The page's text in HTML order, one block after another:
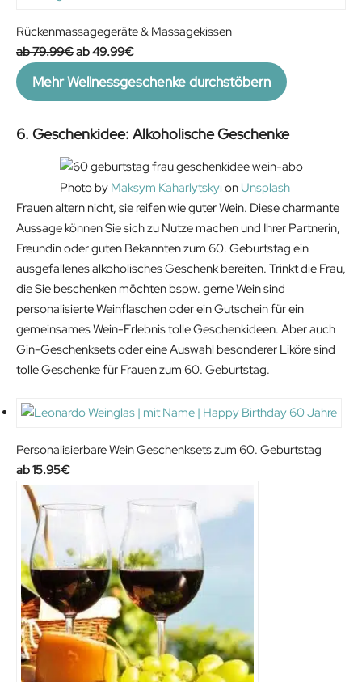
i
n
l
r
c
e
w
a
s
:
2
4
.
9
9
.
e
n
p
e
i
s
:
1
6
.
9
9
€
.
Rückenmassagegeräte & Massagekissen
79.99€O
i
i
a
l
p
r
i
c
e
w
a
s
:
9
9
.
49.99€C
r
e
t
p
r
i
c
e
i
s
:
4
9
9
€
Mehr Wellnessgeschenke durchstöbern
6. Geschenkidee: Alkoholische Geschenke
Photo by Maksym Kaharlytskyi on Unsplash
Frauen altern nicht, sie reifen wie guter Wein. Diese charmante
Aussage können Sie sich zu Nutze machen und Ihrer Partnerin,
Freundin oder guten Bekannten zum 60. Geburtstag ein
ausgefallenes alkoholisches Geschenk bereiten. Trinkt die Frau,
die Sie beschenken möchten bspw. gerne Wein sind
personalisierte Weinflaschen oder ein Gutschein für ein
gemeinsames Wein-Erlebnis tolle Geschenkideen. Aber auch
Gin-Geschenksets oder eine Auswahl besonderer Liköre sind
tolle Geschenke für Frauen zum 60. Geburtstag.
Personalisierbare Wein Geschenksets zum 60. Geburtstag
15.95€